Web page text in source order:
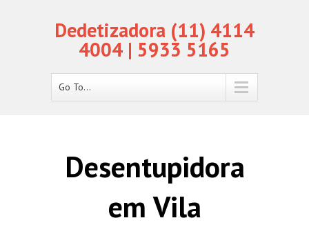
Dedetizadora (11) 4114
4004 | 5933 5165
Go To...
Desentupidora
em Vila